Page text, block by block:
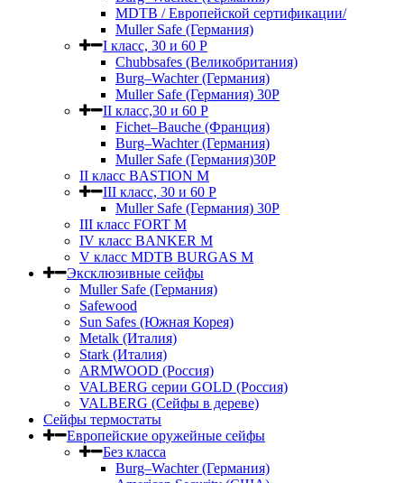
MDTB / Европейской сертификации/
Muller Safe (Германия)
I класс, 30 и 60 P
Chubbsafes (Великобритания)
Burg–Wachter (Германия)
Muller Safe (Германия) 30Р
II класс,30 и 60 P
Fichet–Bauche (Франция)
Burg–Wachter (Германия)
Muller Safe (Германия)30P
II класс BASTION M
III класс, 30 и 60 P
Muller Safe (Германия) 30Р
III класс FORT M
IV класс BANKER M
V класс МDTB BURGAS M
Эксклюзивные сейфы
Muller Safe (Германия)
Safewood
Sun Safes (Южная Корея)
Metalk (Италия)
Stark (Италия)
ARMWOOD (Россия)
VALBERG серии GOLD (Россия)
VALBERG (Сейфы в дереве)
Сейфы термостаты
Европейские оружейные сейфы
Без класса
Burg–Wachter (Германия)